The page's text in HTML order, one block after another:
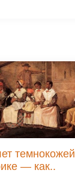
темнокожей
— как..